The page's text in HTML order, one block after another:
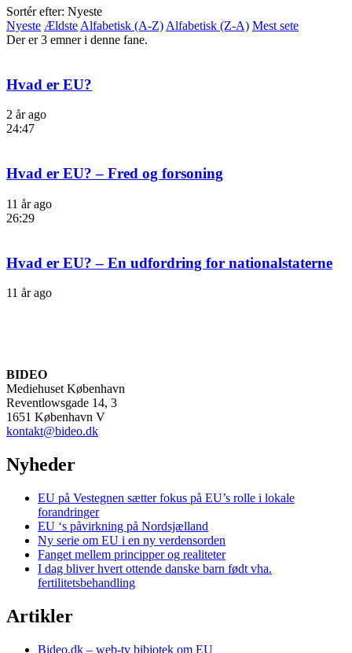
Sortér efter: Nyeste
Nyeste Ældste Alfabetisk (A-Z) Alfabetisk (Z-A) Mest sete
Der er 3 emner i denne fane.
Hvad er EU?
2 år ago
24:47
Hvad er EU? – Fred og forsoning
11 år ago
26:29
Hvad er EU? – En udfordring for nationalstaterne
11 år ago
BIDEO
Mediehuset København
Reventlowsgade 14, 3
1651 København V
kontakt@bideo.dk
Nyheder
EU på Vestegnen sætter fokus på EU’s rolle i lokale
forandringer
EU ‘s påvirkning på Nordsjælland
Ny serie om EU i en ny verdensorden
Fanget mellem principper og realiteter
I dag bliver hvert ottende danske barn født vha.
fertilitetsbehandling
Artikler
Bideo.dk – web-tv bibiotek om EU